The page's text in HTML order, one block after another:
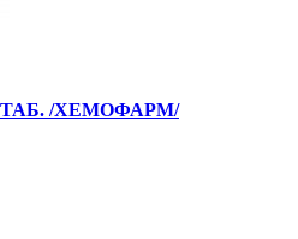
ТАБ. /ХЕМОФАРМ/